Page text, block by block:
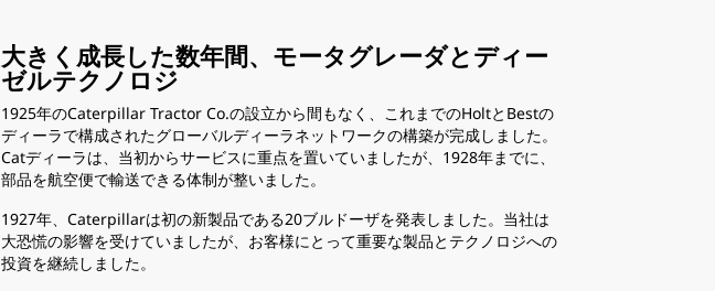
大きく成長した数年間、モータグレーダとディー
ゼルテクノロジ
1925年のCaterpillar Tractor Co.の設立から間もなく、これまでのHoltとBestの
ディーラで構成されたグローバルディーラネットワークの構築が完成しました。
Catディーラは、当初からサービスに重点を置いていましたが、1928年までに、
部品を航空便で輸送できる体制が整いました。
1927年、Caterpillarは初の新製品である20ブルドーザを発表しました。当社は
大恐慌の影響を受けていましたが、お客様にとって重要な製品とテクノロジへの
投資を継続しました。